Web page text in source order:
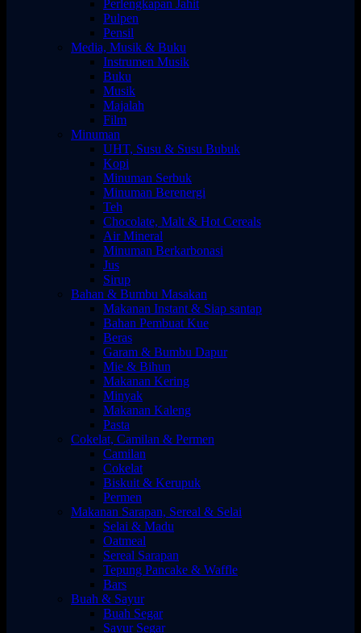
Perlengkapan Jahit
Pulpen
Pensil
Media, Musik & Buku
Instrumen Musik
Buku
Musik
Majalah
Film
Minuman
UHT, Susu & Susu Bubuk
Kopi
Minuman Serbuk
Minuman Berenergi
Teh
Chocolate, Malt & Hot Cereals
Air Mineral
Minuman Berkarbonasi
Jus
Sirup
Bahan & Bumbu Masakan
Makanan Instant & Siap santap
Bahan Pembuat Kue
Beras
Garam & Bumbu Dapur
Mie & Bihun
Makanan Kering
Minyak
Makanan Kaleng
Pasta
Cokelat, Camilan & Permen
Camilan
Cokelat
Biskuit & Kerupuk
Permen
Makanan Sarapan, Sereal & Selai
Selai & Madu
Oatmeal
Sereal Sarapan
Tepung Pancake & Waffle
Bars
Buah & Sayur
Buah Segar
Sayur Segar